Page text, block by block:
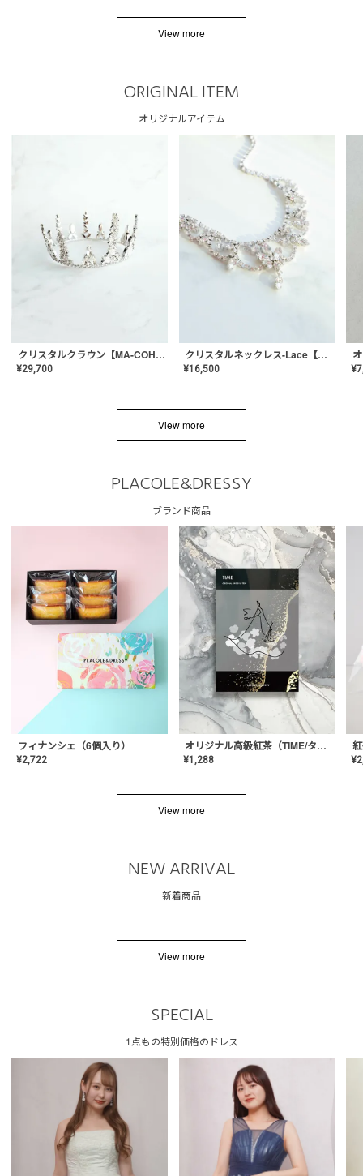
View more
ORIGINAL ITEM
オリジナルアイテム
クリスタルクラウン【MA-COHD-01】韓国風クラウン/ウェディングクラウン/ティアラ
¥29,700
クリスタルネックレス-Lace【MA-CONL-02】
¥16,500 ¥
View more
PLACOLE&DRESSY
ブランド商品
フィナンシェ（6個入り）
¥2,722
オリジナル高級紅茶（TIME/タイム）【ギフト/プチギフト/プレゼント/内祝い/結婚式/オリジナル配合/高品質/ハーブティー/茶葉/記念日/お返し/手土産/美容/おしゃれ】
¥1,288 ¥
View more
NEW ARRIVAL
新着商品
View more
SPECIAL
1点もの特別価格のドレス